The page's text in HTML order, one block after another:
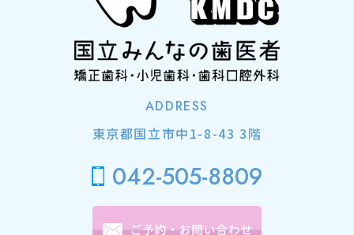
ADDRESS
東京都国立市中1-8-43 3階
042-505-8809